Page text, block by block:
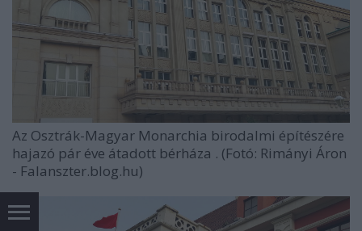
Az Osztrák-Magyar Monarchia birodalmi építészére
hajazó pár éve átadott bérháza . (Fotó: Rimányi Áron
- Falanszter.blog.hu)